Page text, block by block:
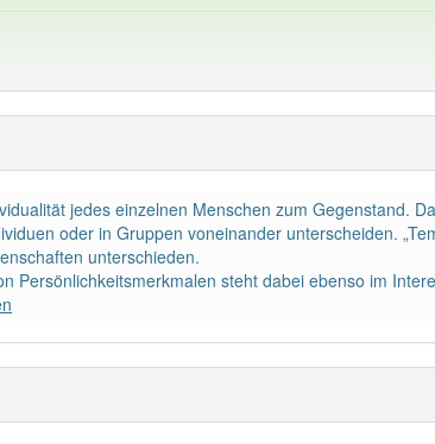
: 11 Wörter
den Artikel korrekt erraten.
jedes einzelnen Menschen zum Gegenstand.
oder in Gruppen voneinander unterscheiden.
unterschieden.
Persönlichkeitsmerkmalen steht dabei ebenso im